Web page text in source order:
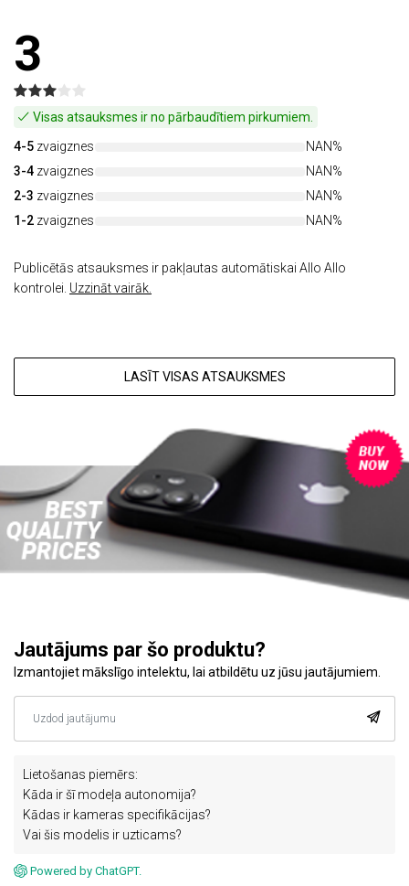
3
Visas atsauksmes ir no pārbaudītiem pirkumiem.
4-5 zvaigznes
NAN%
3-4 zvaigznes
NAN%
2-3 zvaigznes
NAN%
1-2 zvaigznes NAN%
Publicētās atsauksmes ir pakļautas automātiskai Allo Allo
kontrolei. Uzzināt vairāk.
LASĪT VISAS ATSAUKSMES
Jautājums par šo produktu?
Izmantojiet mākslīgo intelektu, lai atbildētu uz jūsu jautājumiem.
Lietošanas piemērs:
Kāda ir šī modeļa autonomija?
Kādas ir kameras specifikācijas?
Vai šis modelis ir uzticams?
Powered by ChatGPT.